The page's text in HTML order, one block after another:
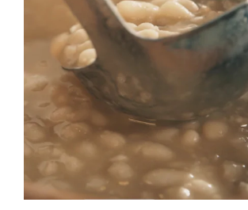
Español
English Alubias de la